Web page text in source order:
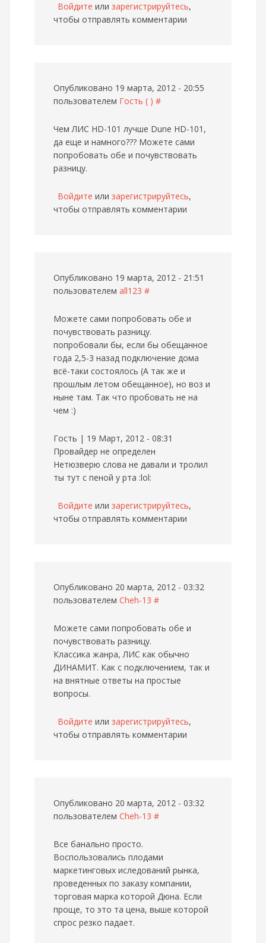
Войдите или зарегистрируйтесь,
чтобы отправлять комментарии
Опубликовано 19 марта, 2012 - 20:55
пользователем Гость ( ) #
Чем ЛИС HD-101 лучше Dune HD-101,
да еще и намного??? Можете сами
попробовать обе и почувствовать
разницу.
Войдите или зарегистрируйтесь,
чтобы отправлять комментарии
Опубликовано 19 марта, 2012 - 21:51
пользователем all123 #
Можете сами попробовать обе и
почувствовать разницу.
попробовали бы, если бы обещанное
года 2,5-3 назад подключение дома
всё-таки состоялось (А так же и
прошлым летом обещанное), но воз и
ныне там. Так что пробовать не на
чем :)
Гость | 19 Март, 2012 - 08:31
Провайдер не определен
Нетюзверю слова не давали и тролил
ты тут с пеной у рта :lol:
Войдите или зарегистрируйтесь,
чтобы отправлять комментарии
Опубликовано 20 марта, 2012 - 03:32
пользователем Cheh-13 #
Можете сами попробовать обе и
почувствовать разницу.
Классика жанра, ЛИС как обычно
ДИНАМИТ. Как с подключением, так и
на внятные ответы на простые
вопросы.
Войдите или зарегистрируйтесь,
чтобы отправлять комментарии
Опубликовано 20 марта, 2012 - 03:32
пользователем Cheh-13 #
Все банально просто.
Воспользовались плодами
маркетинговых иследований рынка,
проведенных по заказу компании,
торговая марка которой Дюна. Если
проще, то это та цена, выше которой
спрос резко падает.